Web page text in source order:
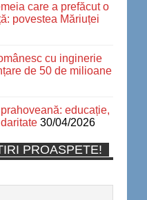
care a prefăcut o
povestea Măriuței
cu inginerie
de 50 de milioane
educație,
30/04/2026
PROASPETE!